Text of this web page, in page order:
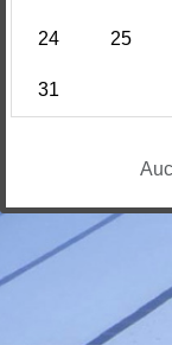
24 25
31